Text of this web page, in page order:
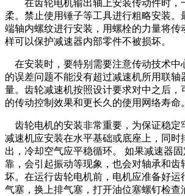
在齿轮电机输出轴上安装传动件时，
柔。禁止使用锤子等工具进行粗略安装。
端轴内螺纹进行安装，用螺栓的力量将传
样可以保护减速器内部零件不被损坏。
在安装时，要特别需要注意传动技术中
的误差问题不能没有超过减速机所用联轴
量。齿轮减速机按照设计要求对中之后，
的传动控制效果和更长久的使用网络寿命。
齿轮电机的安装非常重要，为保证稳定
减速机应安装在水平基础或底座上，同时
出，冷却空气应平稳循环。
如果减速器
靠，会引起振动等现象，也会对轴承和齿
坏。 在运行齿轮电机前，电机应准备好运
气塞，换上排气塞，打开油位塞螺钉检查